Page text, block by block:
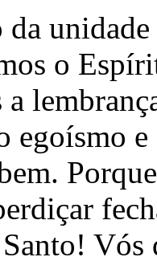
da
o
egoísmo
Vós